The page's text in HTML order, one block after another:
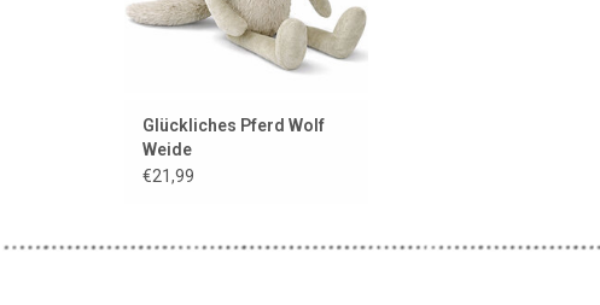
Glückliches Pferd Wolf
Weide
€21,99